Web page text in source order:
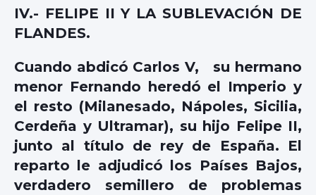
IV.- FELIPE II Y LA SUBLEVACIÓN DE
FLANDES.
Cuando abdicó Carlos V, su hermano
menor Fernando heredó el Imperio y
el resto (Milanesado, Nápoles, Sicilia,
Cerdeña y Ultramar), su hijo Felipe II,
junto al título de rey de España. El
reparto le adjudicó los Países Bajos,
verdadero semillero de problemas